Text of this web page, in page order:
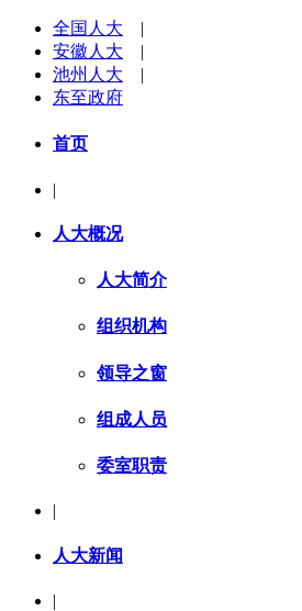
全国人大 |
安徽人大 |
池州人大 |
东至政府
首页
|
人大概况
人大简介
组织机构
领导之窗
组成人员
委室职责
|
人大新闻
|